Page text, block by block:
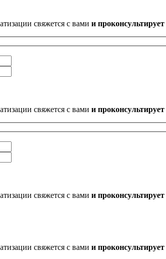
свяжется с вами и
свяжется с вами и
свяжется с вами и
свяжется с вами и